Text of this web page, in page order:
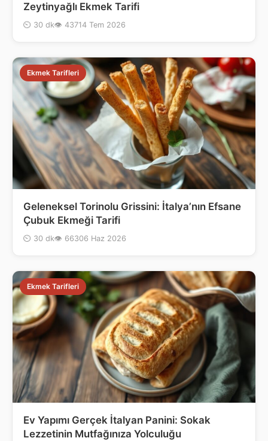
Zeytinyağlı Ekmek Tarifi
⏲ 30 dk👁 43714 Tem 2026
Ekmek Tarifleri
Geleneksel Torinolu Grissini: İtalya’nın Efsane
Çubuk Ekmeği Tarifi
⏲ 30 dk👁 66306 Haz 2026
Ekmek Tarifleri
Ev Yapımı Gerçek İtalyan Panini: Sokak
Lezzetinin Mutfağınıza Yolculuğu